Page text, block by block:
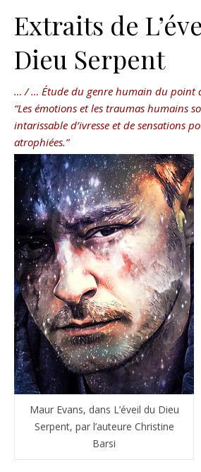
Extraits de
Dieu Serpent
… / … Étude du genre humain du point
“Les émotions et les traumas humains
intarissable d’ivresse et de sensations
atrophiées.”
Maur Evans, dans L’éveil du Dieu
Serpent, par l’auteure Christine
Barsi